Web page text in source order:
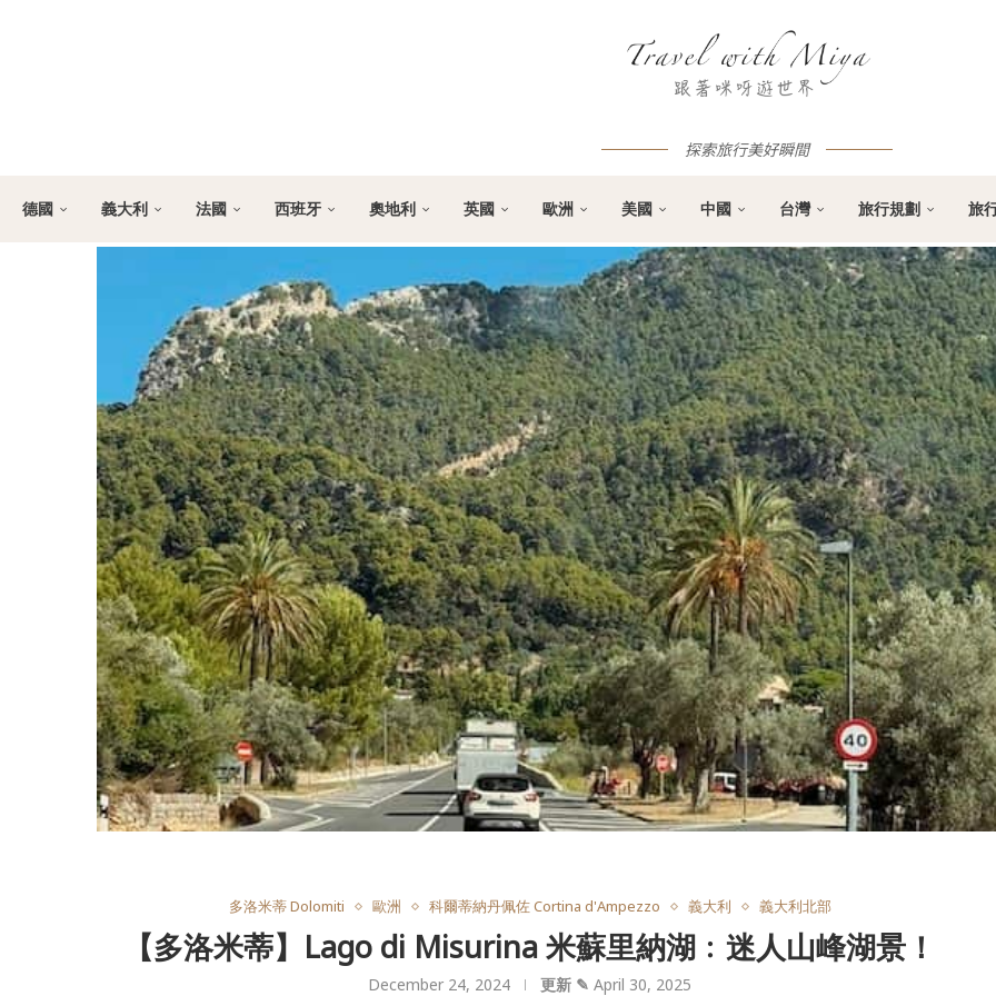
探索旅行美好瞬間
德國 義大利 法國 西班牙 奧地利 英國 歐洲 美國 中國 台灣 旅行規劃 旅
多洛米蒂 Dolomiti 歐洲 科爾蒂納丹佩佐 Cortina d'Ampezzo 義大利 義大利北部
【多洛米蒂】Lago di Misurina 米蘇里納湖﹕迷人山峰湖景！
December 24, 2024 更新 ✎ April 30, 2025